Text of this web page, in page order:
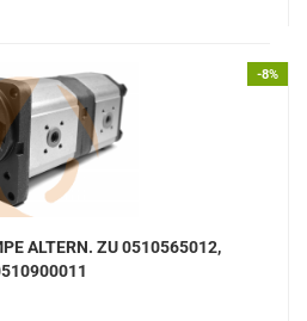
-8%
ALTERN. ZU 0510565012,